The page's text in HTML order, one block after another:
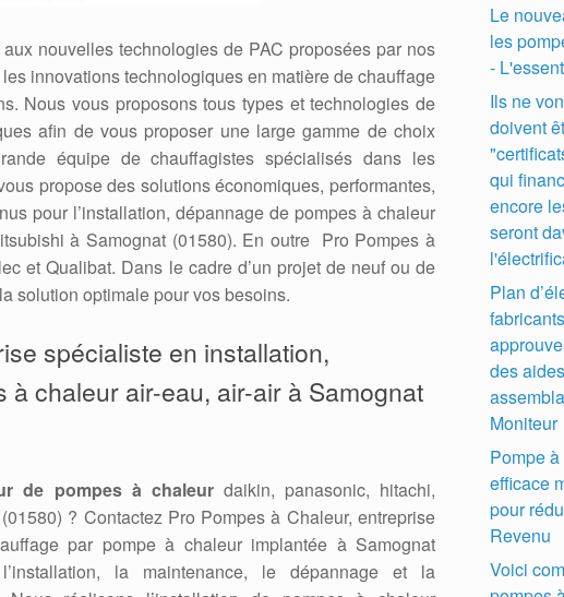
nouvelles technologies de PAC proposées par nos
innovations technologiques en matière de chauffage
Nous vous proposons tous types et technologies de
afin de vous proposer une large gamme de choix
équipe de chauffagistes spécialisés dans les
propose des solutions économiques, performantes,
pour l’installation, dépannage de pompes à chaleur
à Samognat (01580). En outre Pro Pompes à
et Qualibat. Dans le cadre d’un projet de neuf ou de
solution optimale pour vos besoins.
spécialiste en installation,
chaleur air-eau, air-air à Samognat
de pompes à chaleurdaikin, panasonic, hitachi,
? Contactez Pro Pompes à Chaleur, entreprise
par pompe à chaleur implantée à Samognat
la maintenance, le dépannage et la
Le
les
-
Ils ne
doivent
qui
encore
seront
Plan
des
Moniteur
Pompe
efficace
pour
Revenu
Voici